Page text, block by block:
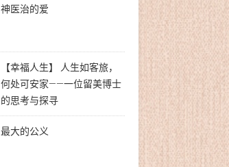
神医治的爱
【幸福人生】 人生如客旅，
何处可安家——一位留美博士
的思考与探寻
最大的公义